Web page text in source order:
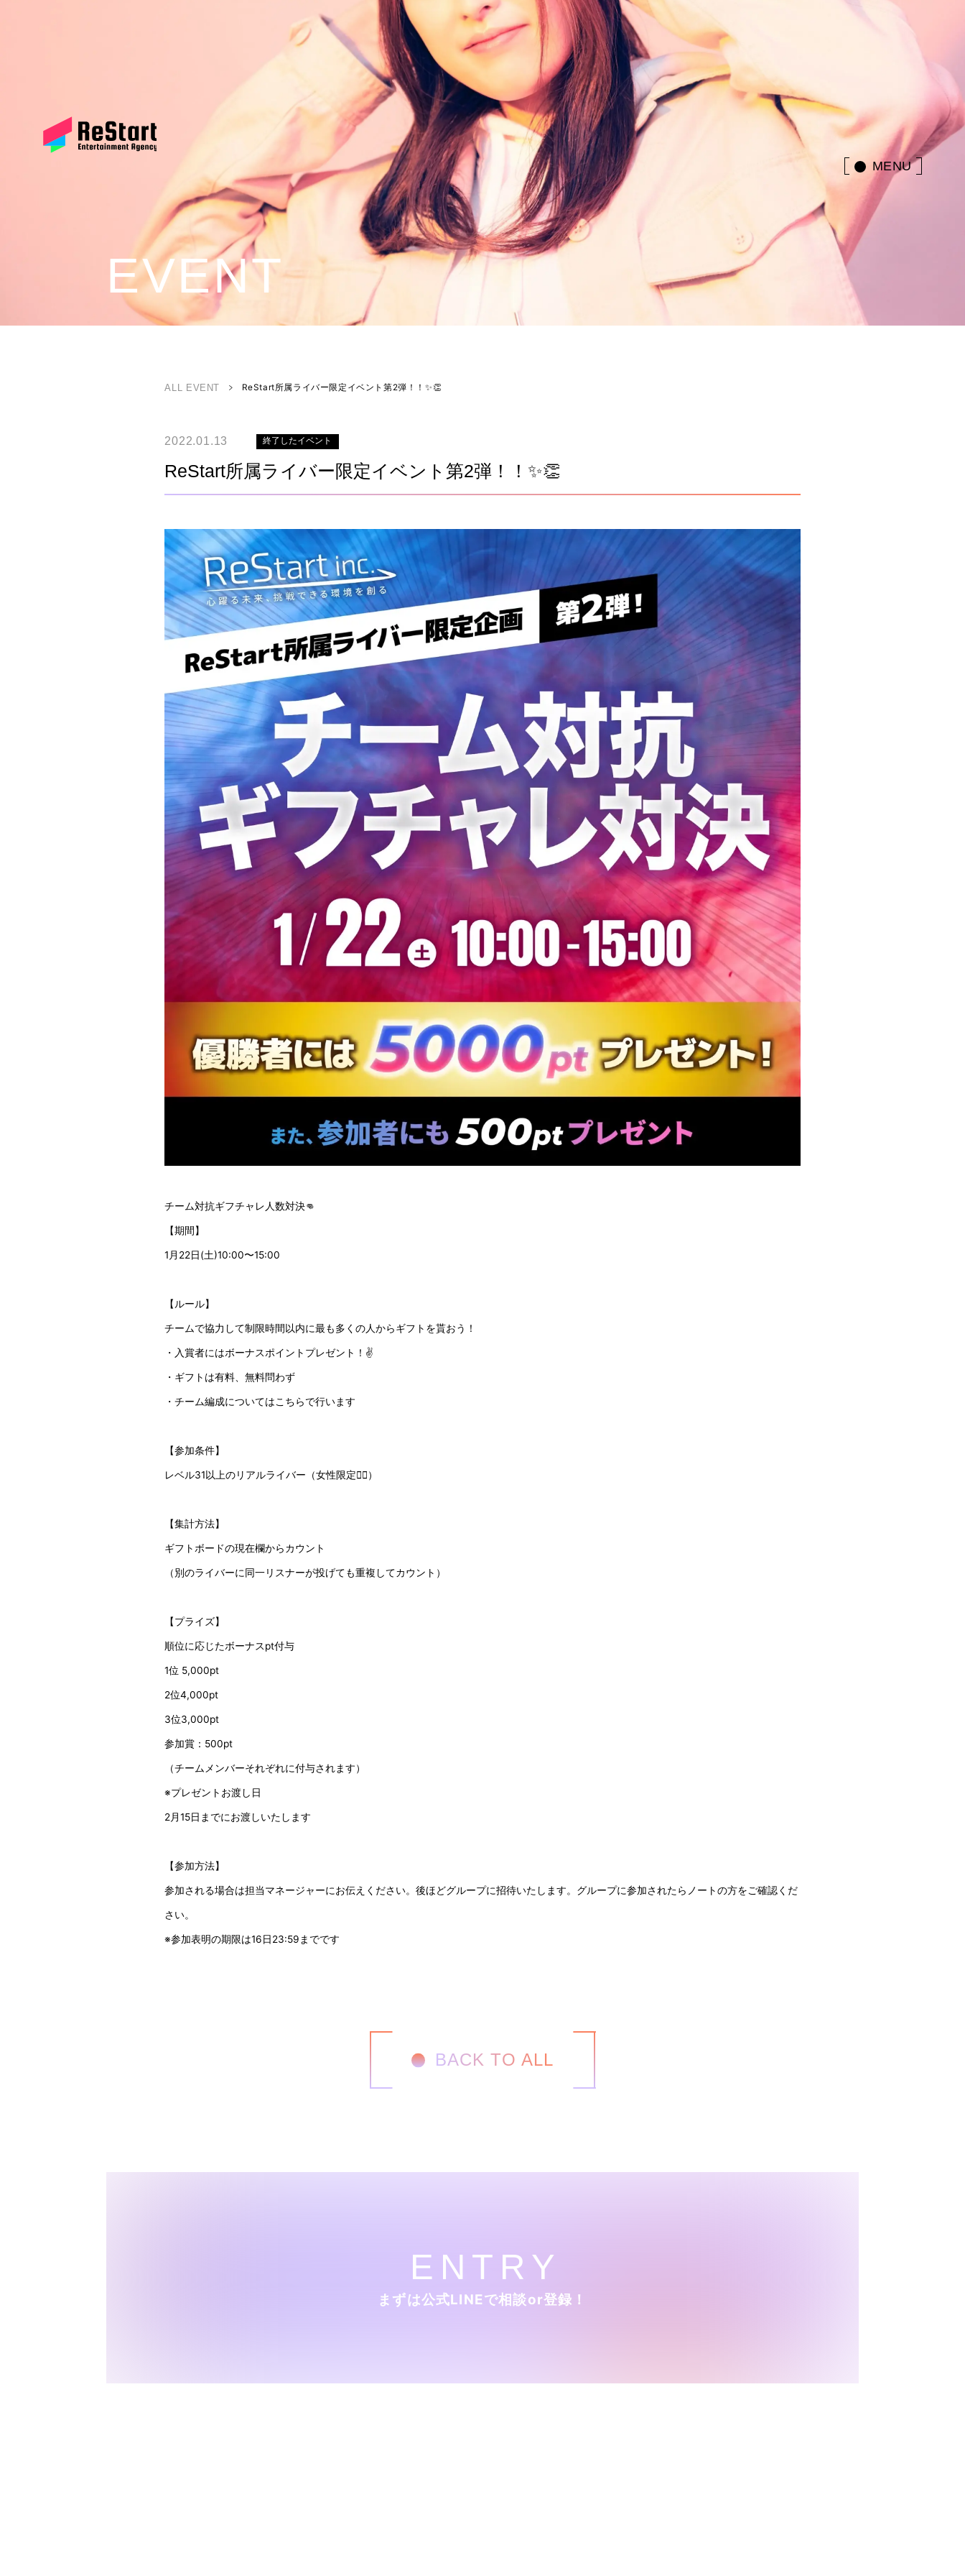
MENU
CLOSE
EVENT
ALL EVENT ReStart所属ライバー限定イベント第2弾！！✨👏
2022.01.13 終了したイベント
ReStart所属ライバー限定イベント第2弾！！✨👏
チーム対抗ギフチャレ人数対決👊
【期間】
1月22日(土)10:00〜15:00
【ルール】
チームで協力して制限時間以内に最も多くの人からギフトを貰おう！
・入賞者にはボーナスポイントプレゼント！✌️
・ギフトは有料、無料問わず
・チーム編成についてはこちらで行います
【参加条件】
レベル31以上のリアルライバー（女性限定🙎‍♀️）
【集計方法】
ギフトボードの現在欄からカウント
（別のライバーに同一リスナーが投げても重複してカウント）
【プライズ】
順位に応じたボーナスpt付与
1位 5,000pt
2位4,000pt
3位3,000pt
参加賞：500pt
（チームメンバーそれぞれに付与されます）
※プレゼントお渡し日
2月15日までにお渡しいたします
【参加方法】
参加される場合は担当マネージャーにお伝えください。後ほどグループに招待いたします。グループに参加されたらノートの方をご確認くだ
さい。
※参加表明の期限は16日23:59までです
BACK TO ALL
E N T R Y
まずは公式LINEで相談or登録！